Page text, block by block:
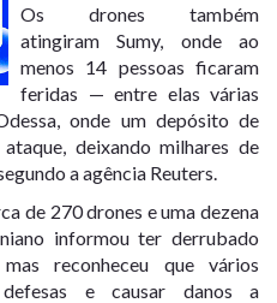
Os drones também
atingiram Sumy, onde ao
menos 14 pessoas ficaram
feridas — entre elas várias
onde um depósito de
deixando milhares de
a agência Reuters.
de 270 drones e uma dezena
informou ter derrubado
reconheceu que vários
e causar danos a